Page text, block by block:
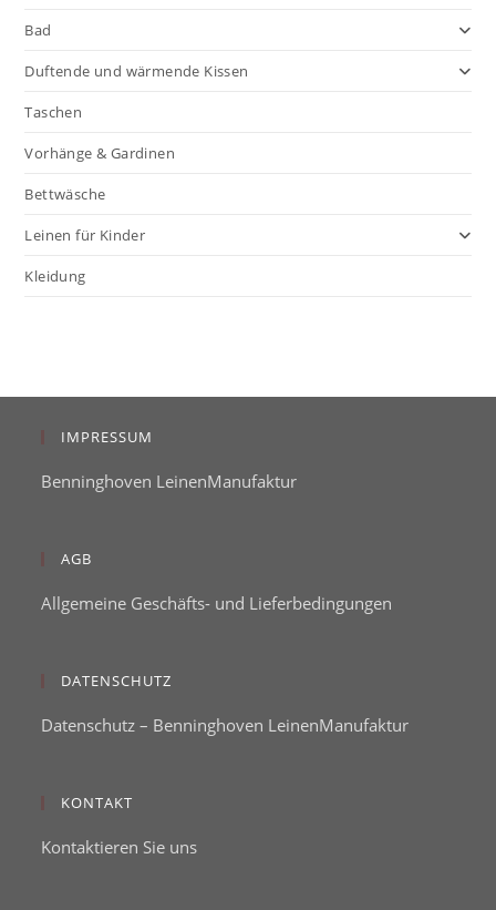
Bad
Duftende und wärmende Kissen
Taschen
Vorhänge & Gardinen
Bettwäsche
Leinen für Kinder
Kleidung
IMPRESSUM
Benninghoven LeinenManufaktur
AGB
Allgemeine Geschäfts- und Lieferbedingungen
DATENSCHUTZ
Datenschutz – Benninghoven LeinenManufaktur
KONTAKT
Kontaktieren Sie uns